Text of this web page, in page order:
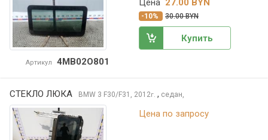
Артикул 4MB02O801
Цена 27.00 BYN
-10% 30.00 BYN
Купить
СТЕКЛО ЛЮКА BMW 3 F30/F31, 2012г. , седан,
Цена по запросу